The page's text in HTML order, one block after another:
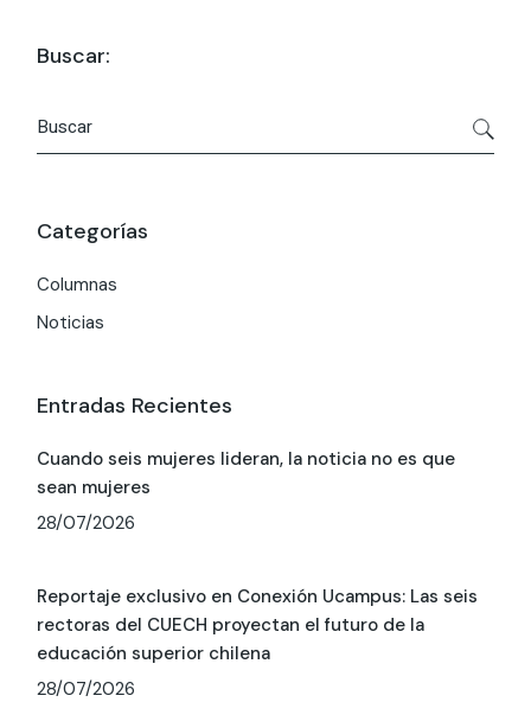
Buscar:
por:
Categorías
Columnas
Noticias
Entradas Recientes
Cuando seis mujeres lideran, la noticia no es que
sean mujeres
28/07/2026
Reportaje exclusivo en Conexión Ucampus: Las seis
rectoras del CUECH proyectan el futuro de la
educación superior chilena
28/07/2026